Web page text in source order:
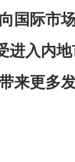
国际市
进入内
来更多